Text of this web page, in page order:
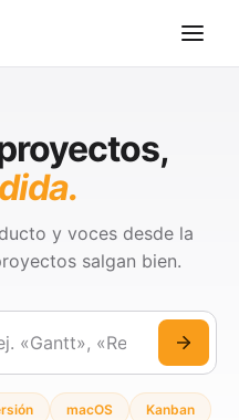
y voces desde la
salgan bien.
macOS Kanban